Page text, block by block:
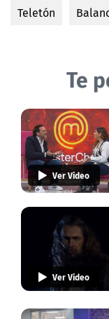
Teletón
Te
Ver Video
Ver Video